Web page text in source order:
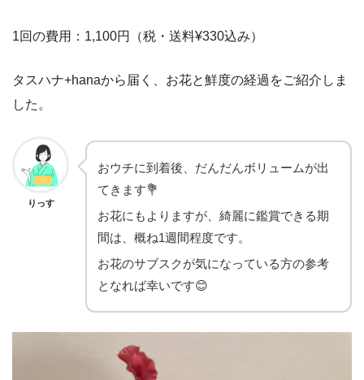
1回の費用：1,100円（税・送料¥330込み）
タスハナ+hanaから届く、お花と鮮度の経過をご紹介しま
した。
りっす
おウチに到着後、だんだんボリュームが出
てきます💐
お花にもよりますが、綺麗に鑑賞できる期
間は、概ね1週間程度です。
お花のサブスクが気になっている方の参考
となれば幸いです😊